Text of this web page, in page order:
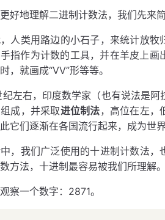
好地理解二进制计数法，我们先来
人类用路边的小石子，来统计放牧
指作为计数的工具，并在羊皮上画
，就画成“ⅤⅤ”形等等。
左右，印度数学家（也有说法是
成，并采取进位制法，高位在左，
它们逐渐在各国流行起来，成为世界
，我们广泛使用的十进制计数法
方法，十进制最容易被我们所理解。
察一个数字：2871。